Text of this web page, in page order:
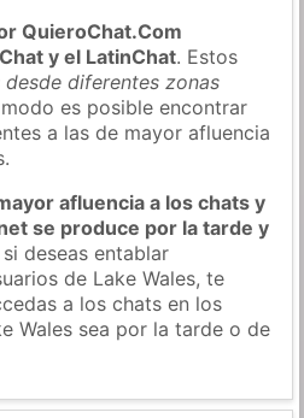
QuieroChat.Com
y el LatinChat. Estos
diferentes zonas
es posible encontrar
a las de mayor afluencia
afluencia a los chats y
se produce por la tarde y
deseas entablar
de Lake Wales, te
a los chats en los
Wales sea por la tarde o de